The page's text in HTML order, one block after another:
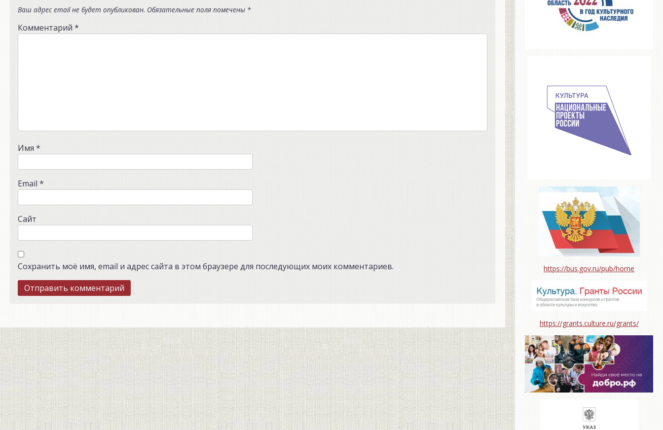
Ваш адрес email не будет опубликован. Обязательные поля помечены *
Комментарий *
Имя *
Email *
Сайт
Сохранить моё имя, email и адрес сайта в этом браузере для последующих моих комментариев. https://bus.gov.ru/pub/home
https://grants.culture.ru/grants/